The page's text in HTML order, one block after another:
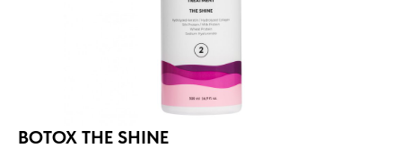
BOTOX THE SHINE